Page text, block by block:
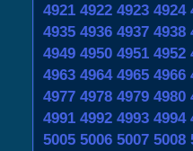
4921 4922 4923 4924
4935 4936 4937 4938
4949 4950 4951 4952
4963 4964 4965 4966
4977 4978 4979 4980
4991 4992 4993 4994
5005 5006 5007 5008